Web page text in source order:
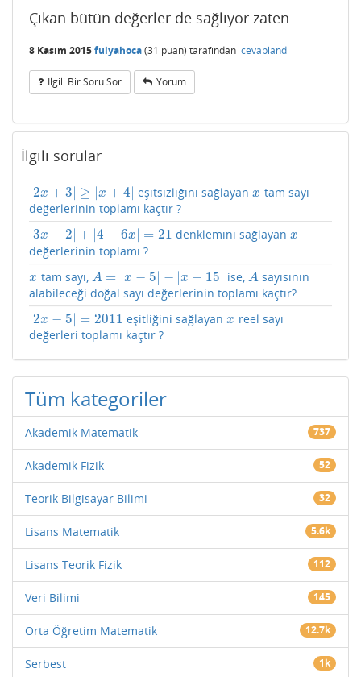
Çıkan bütün değerler de sağlıyor zaten
8 Kasım 2015fulyahoca(31 puan) tarafından cevaplandı
Ilgili Bir Soru Sor Yorum
İlgili sorular
2x + 3 ≥ |x + 4
|2x +3|≥ x+ | eşitsizliğini sağlayanx
x tam sayı
değerlerinin toplamı kaçtır ?
3x − 2 + |4 − 6x = 21
|3x −2|+ 4− 6x |= 21 denklemini sağlayan x
x
değerlerinin toplamı ?
x
x tam sayı, A = |x − 5| − |x − 15|
A= |x 5|−| x− 15 | ise, A
A sayısının
alabileceği doğal sayı değerlerinin toplamı kaçtır?
|2x − 5| = 2011
|2x −5|= 2011 eşitliğini sağlayanx
x reel sayı
değerleri toplamı kaçtır ?
Tüm kategoriler
Akademik Matematik 737
Akademik Fizik 52
Teorik Bilgisayar Bilimi 32
Lisans Matematik 5.6k
Lisans Teorik Fizik 112
Veri Bilimi 145
Orta Öğretim Matematik 12.7k
Serbest 1k